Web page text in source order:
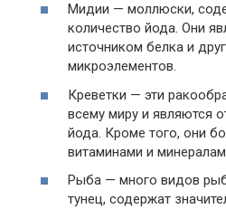
Мидии — моллюски,
количество йода. Они
источником белка и
микроэлементов.
Креветки — эти
всему миру и являются
йода. Кроме того, они
витаминами и
Рыба — много видов
тунец, содержат